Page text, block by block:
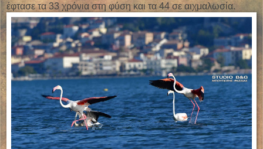
έφτασε τα 33 χρόνια στη φύση και τα 44 σε αιχμαλωσία.